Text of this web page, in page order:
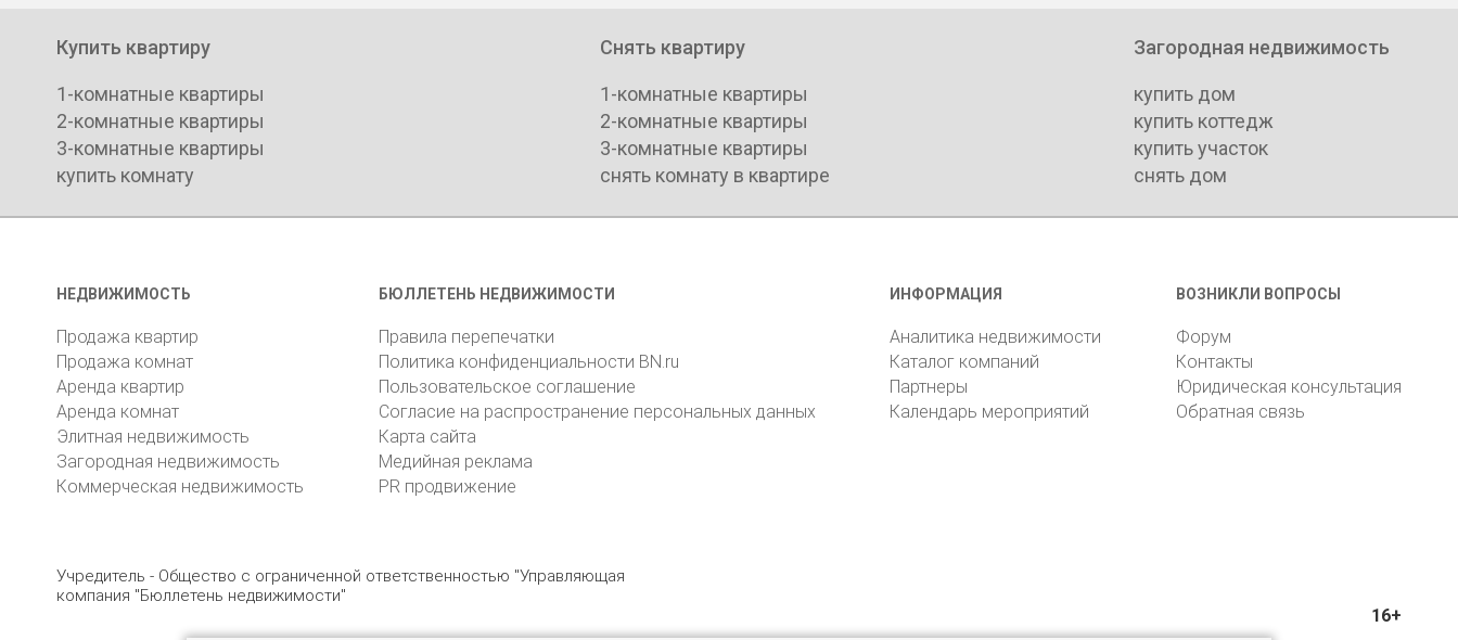
Купить квартиру
1-комнатные квартиры
2-комнатные квартиры
3-комнатные квартиры
купить комнату
Снять квартиру
1-комнатные квартиры
2-комнатные квартиры
3-комнатные квартиры
снять комнату в квартире
Загородная недвижимость
купить дом
купить коттедж
купить участок
снять дом
НЕДВИЖИМОСТЬ
Продажа квартир
Продажа комнат
Аренда квартир
Аренда комнат
Элитная недвижимость
Загородная недвижимость
Коммерческая недвижимость
БЮЛЛЕТЕНЬ НЕДВИЖИМОСТИ
Правила перепечатки
Политика конфиденциальности BN.ru
Пользовательское соглашение
Согласие на распространение персональных данных
Карта сайта
Медийная реклама
PR продвижение
ИНФОРМАЦИЯ
Аналитика недвижимости
Каталог компаний
Партнеры
Календарь мероприятий
ВОЗНИКЛИ ВОПРОСЫ
Форум
Контакты
Юридическая консультация
Обратная связь
Учредитель - Общество с ограниченной ответственностью "Управляющая
компания "Бюллетень недвижимости"
16+